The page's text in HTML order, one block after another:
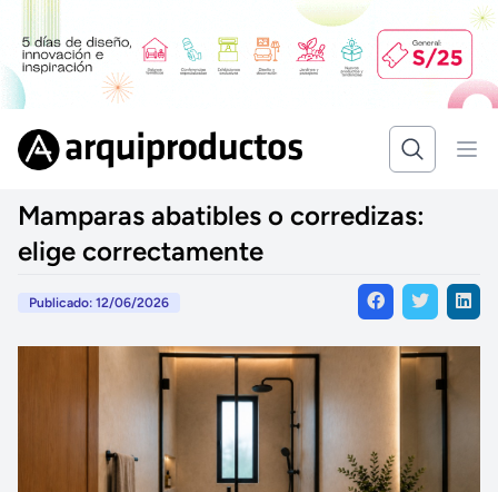
Mamparas abatibles o corredizas:
elige correctamente
Publicado: 12/06/2026